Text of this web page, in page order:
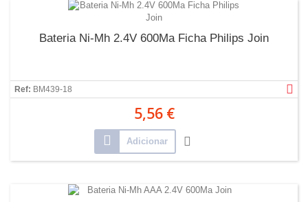
Bateria Ni-Mh 2.4V 600Ma Ficha Philips Join
Ref: BM439-18
5,56 €
Adicionar